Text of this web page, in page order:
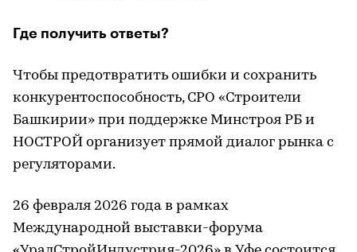
Где получить ответы?
Чтобы предотвратить ошибки и сохранить
конкурентоспособность, СРО «Строители
Башкирии» при поддержке Минстроя РБ и
НОСТРОЙ организует прямой диалог рынка с
регуляторами.
26 февраля 2026 года в рамках
Международной выставки-форума